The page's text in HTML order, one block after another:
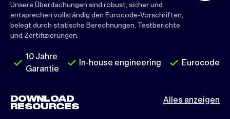
Unsere Überdachungen sind robust, sicher und
entsprechen vollständig den Eurocode-Vorschriften,
belegt durch statische Berechnungen, Testberichte
und Zertifizierungen.
10 Jahre
Garantie
In-house engineering Eurocode
DOWNLOAD
RESOURCES
Alles anzeigen